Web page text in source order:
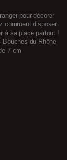
pour décorer
comment disposer
à sa place partout !
Bouches-du-Rhône
7 cm